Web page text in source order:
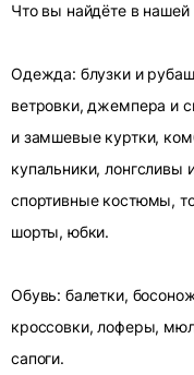
Что вы найдёте в нашей
Одежда: блузки и
ветровки, джемпера и
и замшевые куртки,
купальники, лонгсливы
спортивные костюмы,
шорты, юбки.
Обувь: балетки,
кроссовки, лоферы,
сапоги.